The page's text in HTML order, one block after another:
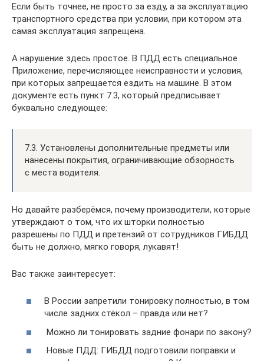
Если быть точнее, не просто за езду, а за эксплуатацию
транспортного средства при условии, при котором эта
самая эксплуатация запрещена.
А нарушение здесь простое. В ПДД есть специальное
Приложение, перечисляющее неисправности и условия,
при которых запрещается ездить на машине. В этом
документе есть пункт 7.3, который предписывает
буквально следующее:
7.3. Установлены дополнительные предметы или
нанесены покрытия, ограничивающие обзорность
с места водителя.
Но давайте разберёмся, почему производители, которые
утверждают о том, что их шторки полностью
разрешены по ПДД и претензий от сотрудников ГИБДД
быть не должно, мягко говоря, лукавят!
Вас также заинтересует:
В России запретили тонировку полностью, в том
числе задних стёкол – правда или нет?
Можно ли тонировать задние фонари по закону?
Новые ПДД: ГИБДД подготовили поправки и